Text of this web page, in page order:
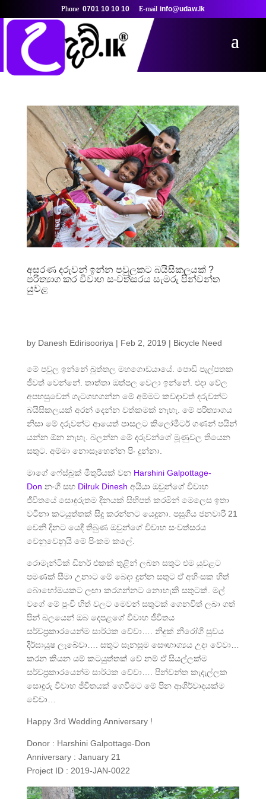
0701 10 10 10 info@udaw.lk
අසරණ දරුවන් ඉන්න පවුලකට බයිසිකලයක් ?
පරිත්‍යාග කර විවාහ සංවත්සරය සැමරු පින්වන්ත
යුවළ
by Danesh Edirisooriya | Feb 2, 2019 | Bicycle Need
මේ පවුල ඉන්නේ බුත්තල මහගොඩයායේ. පොඩි පැල්පතක
ජීවත් වෙන්නේ. තාත්තා ඔත්පල වෙලා ඉන්නේ. එදා වේල
අපහසුවෙන් ගැටගහගන්න මේ අම්මට කවදාවත් දරුවන්ට
බයිසිකලයක් අරන් දෙන්න වත්කමක් නැහැ. මේ පරිත්යාගය
නිසා මේ දරුවන්ට ආයෙත් පාසලට කිලෝමීටර් ගණන් පයින්
යන්න ඕන නැහැ. බලන්න මේ දරුවන්ගේ මූණුවල තියෙන
සතුට. අම්මා නොසෑහෙන්න පිං දුන්නා.
මාගේ ෆේස්බුක් මිතුරියක් වන Harshini Galpottage-
Don නංගී සහ Dilruk Dinesh අයියා ඔවුන්ගේ විවාහ
ජීවිතයේ සොඳුරුතම දිනයක් සිහිපත් කරමින් මෙලෙස ඉතා
වටිනා කටයුත්තක් සිදු කරන්නට යෙදුනා. පසුගිය ජනවාරි 21
වෙනි දිනට යෙදී තිබුණ ඔවුන්ගේ විවාහ සංවත්සරය
වෙනුවෙනුයි මේ පිංකම කලේ.
රොමෑන්ටික් ඩිනර් එකක් තුළින් ලබන සතුට එම යුවළට
පමණක් සීමා උනාට මේ බෙදා දුන්න සතුට ඒ අහිංසක හිත්
බොහෝමයකට ලඟා කරගන්නට නොහැකි සතුටක්. මල්
වගේ මේ පුංචි හිත් වලට මෙවන් සතුටක් ගෙනවිත් ලබා ගත්
පින් බලයෙන් ඔබ දෙපළගේ විවාහ ජීවිතය
සර්වප්‍රකාරයෙන්ම සාර්ථක වේවා…. නිදුක් නීරෝගී සුවය
දීර්ඝායුෂ ලැබේවා…. සතුට සැනසුම සෞභාග්‍යය උදා වේවා…
කරන කියන යම් කටයුත්තක් වේ නම් ඒ සියල්ලක්ම
සර්වප්‍රකාරයෙන්ම සාර්ථක වේවා…. පින්වන්ත කැදැල්ලක
සොඳුරු විවාහ ජීවිතයක් ගෙවීමට මේ පින ආශිර්වාදයක්ම
වේවා…
Happy 3rd Wedding Anniversary !
Donor : Harshini Galpottage-Don
Anniversary : January 21
Project ID : 2019-JAN-0022